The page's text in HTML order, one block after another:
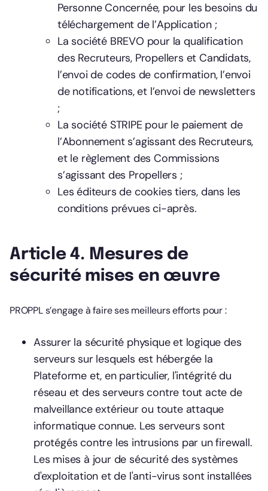
Personne Concernée, pour les besoins du
téléchargement de l’Application ;
La société BREVO pour la qualification
des Recruteurs, Propellers et Candidats,
l’envoi de codes de confirmation, l’envoi
de notifications, et l’envoi de newsletters
;
La société STRIPE pour le paiement de
l’Abonnement s’agissant des Recruteurs,
et le règlement des Commissions
s’agissant des Propellers ;
Les éditeurs de cookies tiers, dans les
conditions prévues ci-après.
Article 4. Mesures de
sécurité mises en œuvre
PROPPL s’engage à faire ses meilleurs efforts pour :
Assurer la sécurité physique et logique des
serveurs sur lesquels est hébergée la
Plateforme et, en particulier, l'intégrité du
réseau et des serveurs contre tout acte de
malveillance extérieur ou toute attaque
informatique connue. Les serveurs sont
protégés contre les intrusions par un firewall.
Les mises à jour de sécurité des systèmes
d'exploitation et de l'anti-virus sont installées